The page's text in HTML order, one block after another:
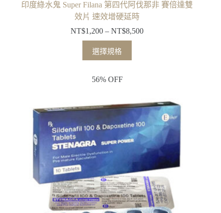
印度綠水鬼 Super Filana 第四代阿伐那非 賽倍達雙
效片 速效增硬延時
NT$1,200 – NT$8,500
選擇規格
56% OFF